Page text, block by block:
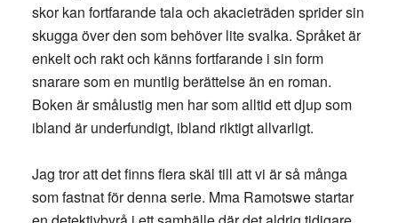
skor kan fortfarande tala och akacieträden sprider sin
skugga över den som behöver lite svalka. Språket är
enkelt och rakt och känns fortfarande i sin form
snarare som en muntlig berättelse än en roman.
Boken är smålustig men har som alltid ett djup som
ibland är underfundigt, ibland riktigt allvarligt.
Jag tror att det finns flera skäl till att vi är så många
som fastnat för denna serie. Mma Ramotswe startar